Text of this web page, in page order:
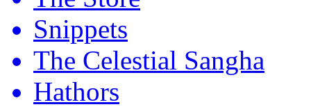
Snippets
The Celestial Sangha
Hathors